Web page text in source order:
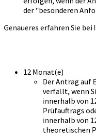
der "besonderen
Genaueres erfahren Sie
12 Monat(e)
Der Antrag auf
verfällt, wenn
innerhalb von
Prüfauftrags
innerhalb von
theoretischen